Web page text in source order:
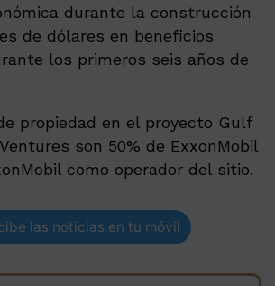
durante la construcción
de dólares en beneficios
los primeros seis años de
propiedad en el proyecto Gulf
son 50% de ExxonMobil
como operador del sitio.
las noticias en tu móvil